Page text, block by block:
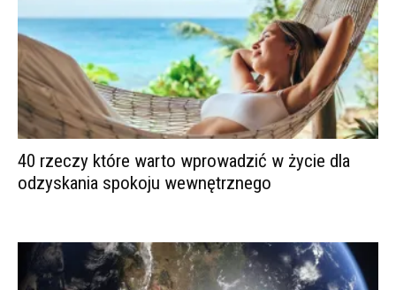
40 rzeczy które warto wprowadzić w życie dla
odzyskania spokoju wewnętrznego